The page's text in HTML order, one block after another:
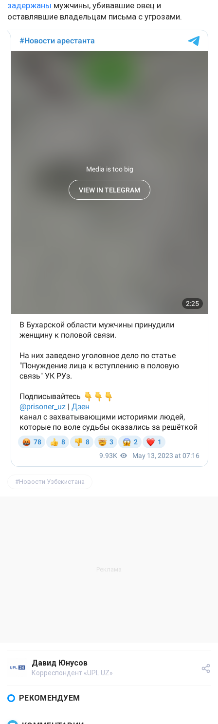
задержаны мужчины, убивавшие овец и
оставлявшие владельцам письма с угрозами.
Новости Узбекистана
Давид Юнусов
Корреспондент «UPL.UZ»
РЕКОМЕНДУЕМ